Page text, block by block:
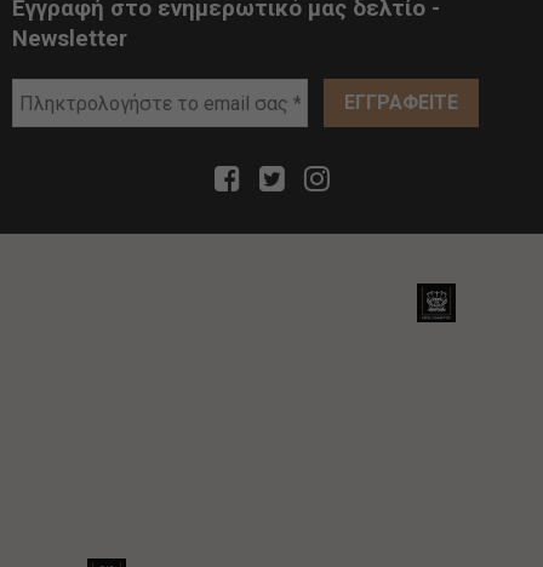
Εγγραφή στο ενημερωτικό μας δελτίο -
Newsletter